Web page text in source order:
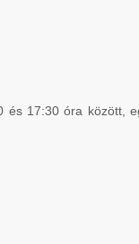
17:30 óra között,